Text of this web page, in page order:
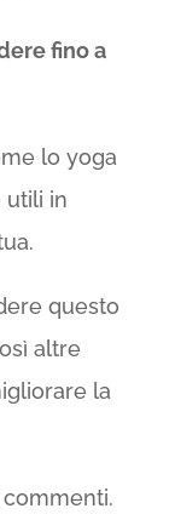
fino a
lo yoga
utili in
questo
altre
la